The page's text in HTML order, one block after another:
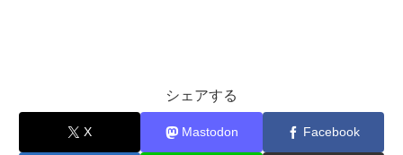
シェアする
X Mastodon Facebook